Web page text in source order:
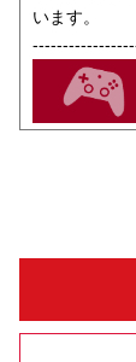
います。